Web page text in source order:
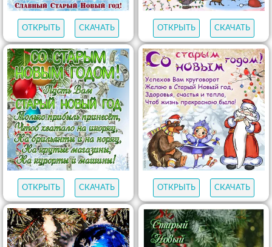
ОТКРЫТЬ СКАЧАТЬ ОТКРЫТЬ СКАЧАТЬ
ОТКРЫТЬ СКАЧАТЬ ОТКРЫТЬ СКАЧАТЬ